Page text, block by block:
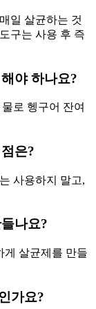
일 살균하는 것
구는 사용 후 즉
야 하나요?
로 헹구어 잔여
은?
사용하지 말고,
나요?
게 살균제를 만들
가요?